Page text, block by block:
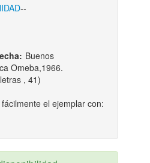
--
Buenos
Omeba,1966.
, 41)
el ejemplar con: